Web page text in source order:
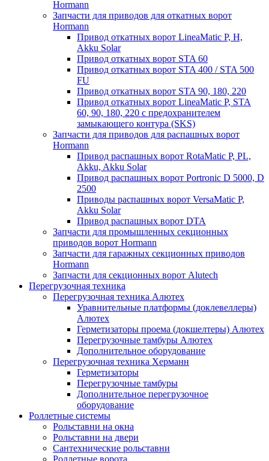
Hormann
Запчасти для приводов для откатных ворот
Hormann
Привод откатных ворот LineaMatic P, H,
Akku Solar
Привод откатных ворот STA 60
Привод откатных ворот STA 400 / STA 500
FU
Привод откатных ворот STA 90, 180, 220
Привод откатных ворот LineaMatic P, STA
60, 90, 180, 220 с предохранителем
замыкающего контура (SKS)
Запчасти для приводов для распашных ворот
Hormann
Привод распашных ворот RotaMatic P, PL,
Akku, Akku Solar
Привод распашных ворот Portronic D 5000, D
2500
Приводы распашных ворот VersaMatic P,
Akku Solar
Привод распашных ворот DTA
Запчасти для промышленных секционных
приводов ворот Hormann
Запчасти для гаражных секционных приводов
Hormann
Запчасти для секционных ворот Alutech
Перегрузочная техника
Перегрузочная техника Алютех
Уравнительные платформы (доклевеллеры)
Алютех
Герметизаторы проема (докшелтеры) Алютех
Перегрузочные тамбуры Алютех
Дополнительное оборудование
Перегрузочная техника Херманн
Герметизаторы
Перегрузочные тамбуры
Дополнительное перегрузочное
оборудование
Роллетные системы
Рольставни на окна
Рольставни на двери
Сантехнические рольставни
Роллетные ворота